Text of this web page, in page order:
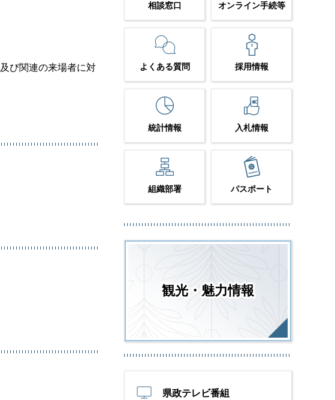
び関連の来場者に対
相談窓口 オンライン手続等
よくある質問 採用情報
統計情報 入札情報
組織部署 パスポート
観光・魅力情報
県政テレビ番組